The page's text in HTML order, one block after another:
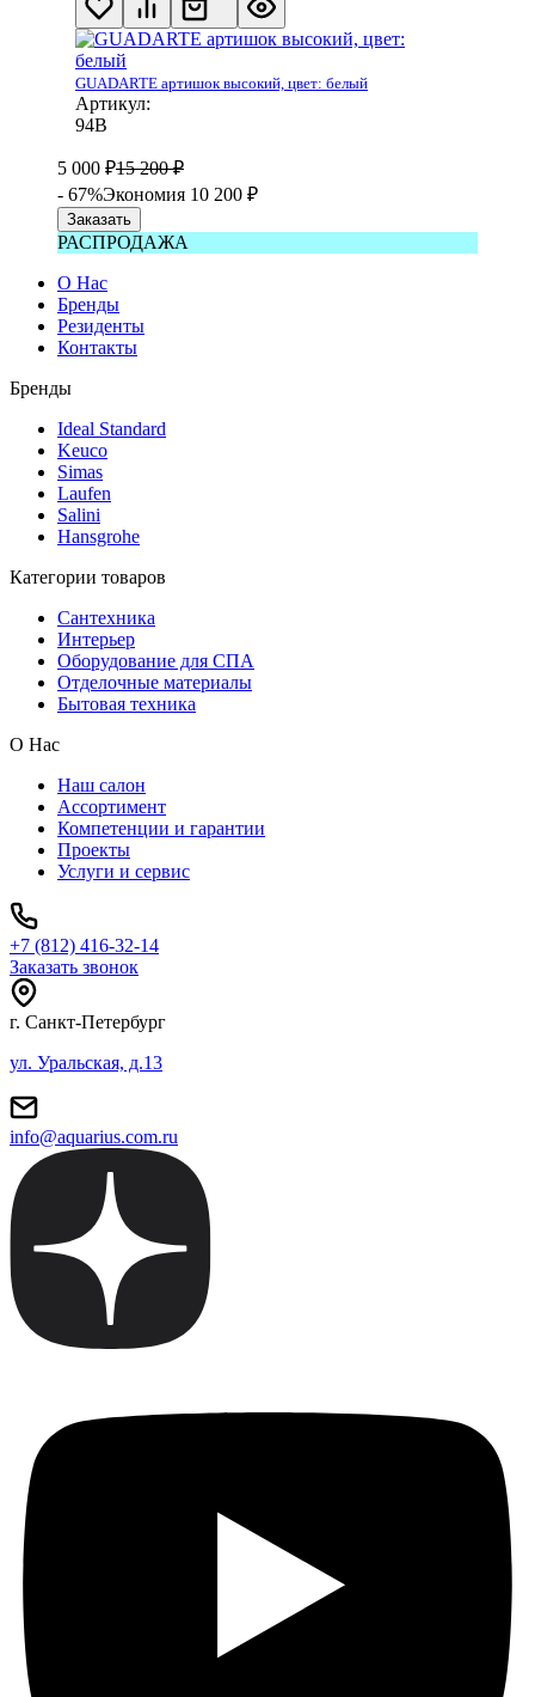
GUADARTE артишок высокий, цвет: белый
Артикул:
94B
5 000 ₽15 200 ₽
- 67%Экономия 10 200 ₽
Заказать
РАСПРОДАЖА
О Нас
Бренды
Резиденты
Контакты
Бренды
Ideal Standard
Keuco
Simas
Laufen
Salini
Hansgrohe
Категории товаров
Сантехника
Интерьер
Оборудование для СПА
Отделочные материалы
Бытовая техника
О Нас
Наш салон
Ассортимент
Компетенции и гарантии
Проекты
Услуги и сервис
+7 (812) 416-32-14
Заказать звонок
г. Санкт-Петербург
ул. Уральская, д.13
info@aquarius.com.ru